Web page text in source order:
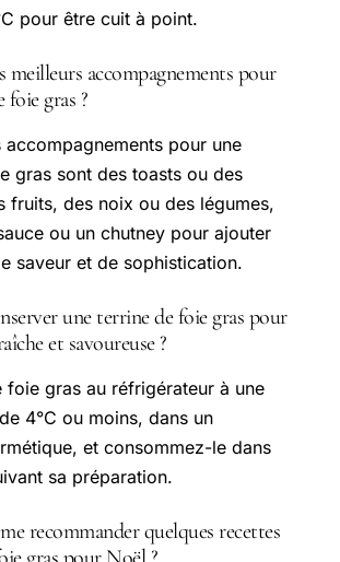
pour être cuit à point.
meilleurs accompagnements pour
foie gras ?
accompagnements pour une
gras sont des toasts ou des
fruits, des noix ou des légumes,
ou un chutney pour ajouter
saveur et de sophistication.
une terrine de foie gras pour
et savoureuse ?
foie gras au réfrigérateur à une
4°C ou moins, dans un
et consommez-le dans
sa préparation.
recommander quelques recettes